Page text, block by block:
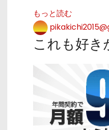
もっと読む
これも好き